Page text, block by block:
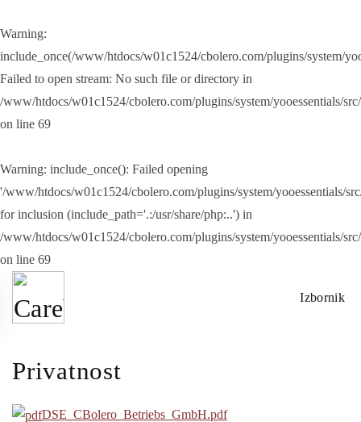
Warning:
include_once(/www/htdocs/w01c1524/cbolero.com/plugins/system/
Failed to open stream: No such file or directory in
/www/htdocs/w01c1524/cbolero.com/plugins/system/yooessentials/
on line 69
Warning: include_once(): Failed opening
'/www/htdocs/w01c1524/cbolero.com/plugins/system/yooessentials/
for inclusion (include_path='.:/usr/share/php:..') in
/www/htdocs/w01c1524/cbolero.com/plugins/system/yooessentials/
on line 69
Skip to main content
Izbornik
Privatnost
DSE_CBolero_Betriebs_GmbH.pdf